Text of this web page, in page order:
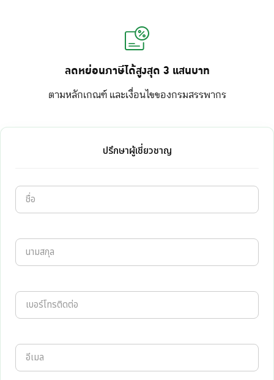
ลดหย่อนภาษีได้สูงสุด 3 แสนบาท
ตามหลักเกณฑ์ และเงื่อนไขของกรมสรรพากร
ปรึกษาผู้เชี่ยวชาญ